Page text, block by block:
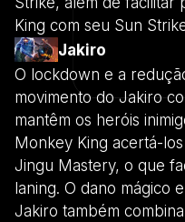
King com seu Sun
Jakiro
O lockdown e a
movimento do Jakiro
mantêm os heróis
Monkey King acertá-
Jingu Mastery, o que
laning. O dano mágico
Jakiro também